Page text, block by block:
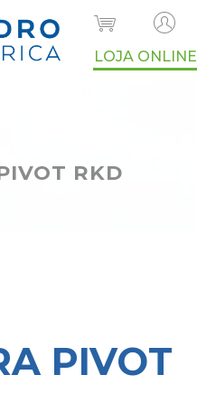
LOJA ONLINE
RKD
PIVOT